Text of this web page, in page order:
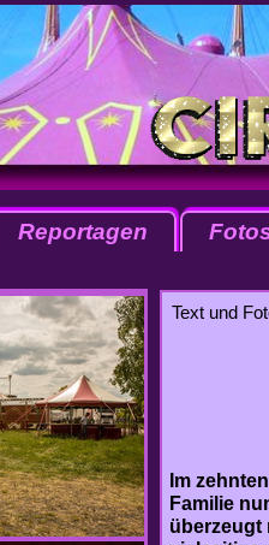
Reportagen
Text und
Im
Familie
überzeugt